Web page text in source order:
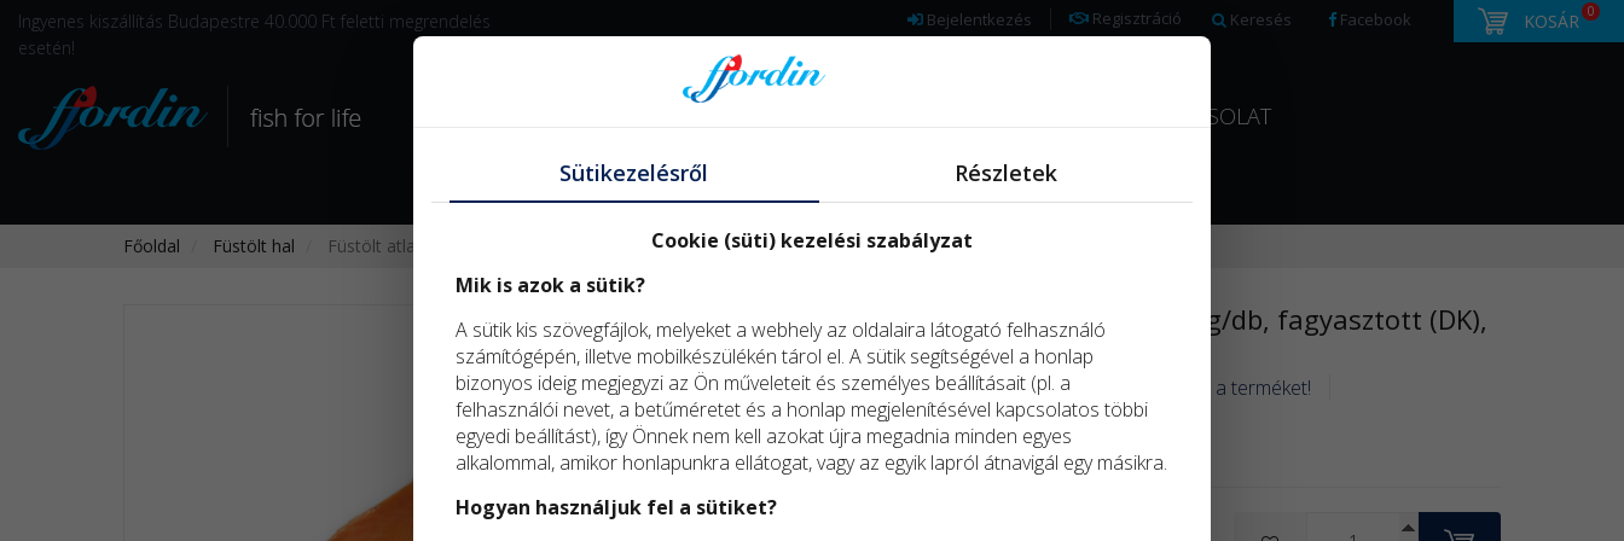
Ingyenes kiszállítás Budapestre 40.000 Ft feletti megrendelés
esetén!
Bejelentkezés Regisztráció Keresés Facebook KOSÁR 0
KAPCSOLAT
ELÁLLÁS A SZERZŐDÉSTŐL
Főoldal Füstölt hal Füstölt atlantilazac-filé, szeletelt, 1000 g/db, fagyasztott (DK), adalékanyag- és jégmentes
Új
termék
Kifutó
termék
Füstölt atlantilazac-filé, szeletelt, 1000 g/db, fagyasztott (DK),
adalékanyag- és jégmentes
– Regisztráljon, hogy elsőként értékelhesse a terméket!
Cikkszám: LFS1000P
Raktárkészlet:
Sütikezelésről Részletek
Cookie (süti) kezelési szabályzat
Mik is azok a sütik?
A sütik kis szövegfájlok, melyeket a webhely az oldalaira látogató felhasználó
számítógépén, illetve mobilkészülékén tárol el. A sütik segítségével a honlap
bizonyos ideig megjegyzi az Ön műveleteit és személyes beállításait (pl. a
felhasználói nevet, a betűméretet és a honlap megjelenítésével kapcsolatos többi
egyedi beállítást), így Önnek nem kell azokat újra megadnia minden egyes
alkalommal, amikor honlapunkra ellátogat, vagy az egyik lapról átnavigál egy másikra.
Hogyan használjuk fel a sütiket?